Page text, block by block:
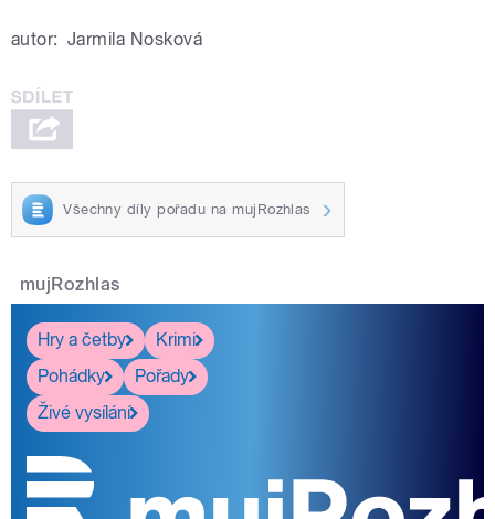
autor: Jarmila Nosková
Všechny díly pořadu na mujRozhlas
mujRozhlas
Hry a četby
Krimi
Pohádky
Pořady
Živé vysílání